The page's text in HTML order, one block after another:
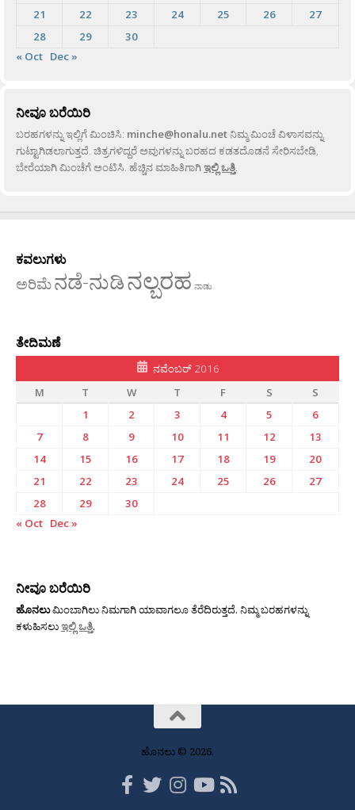
21
22 23 24 25 26
27
28
29
30
« Oct Dec »
ನೀವೂ ಬರೆಯಿರಿ
ಬರಹಗಳನ್ನು ಇಲ್ಲಿಗೆ ಮಿಂಚಿಸಿ: minche@honalu.netನಿಮ್ಮ ಮಿಂಚೆ ವಿಳಾಸವನ್ನು
ಗುಟ್ಟಾಗಿಡಲಾಗುತ್ತದೆ. ಚಿತ್ರಗಳಿದ್ದರೆ ಅವುಗಳನ್ನು ಬರಹದ ಕಡತದೊಡನೆ ಸೇರಿಸಬೇಡಿ,
ಬೇರೆಯಾಗಿ ಮಿಂಚೆಗೆ ಅಂಟಿಸಿ. ಹೆಚ್ಚಿನ ಮಾಹಿತಿಗಾಗಿಇಲ್ಲಿ ಒತ್ತಿ.
ಕವಲುಗಳು
ಅರಿಮೆನಡೆ-ನುಡಿನಲ್ಬರಹ ನಾಡು
ತೇದಿಮಣೆ
ನವೆಂಬರ್ 2016
M
T W T F S
S
1
2 3 4 5
6
7
8 9 10 11 12
13
14
15 16 17 18 19
20
21
22 23 24 25 26
27
28
29
30
« Oct Dec »
ನೀವೂ ಬರೆಯಿರಿ
ಹೊನಲುಮಿಂಬಾಗಿಲು ನಿಮಗಾಗಿ ಯಾವಾಗಲೂ ತೆರೆದಿರುತ್ತದೆ. ನಿಮ್ಮ ಬರಹಗಳನ್ನು
ಕಳುಹಿಸಲುಇಲ್ಲಿ ಒತ್ತಿ.
ಹೊನಲು © 2026.